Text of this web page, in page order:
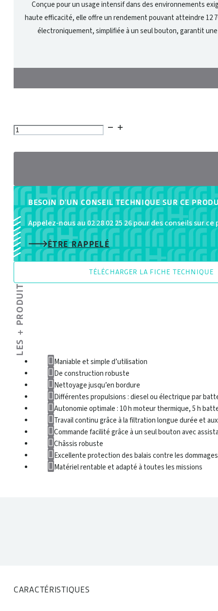
Conçue pour un usage intensif dans des environnements
haute efficacité, elle offre un rendement pouvant atteindre 12
électroniquement, simplifiée à un seul bouton, garantit
quantité
Balayeuse
P/B/D
1500RH
BESOIN D'UN CONSEIL TECHNIQUE SUR CE
Appelez-nous au 02 28 02 25 26 pour des conseils sur
ÊTRE RAPPELÉ
TÉLÉCHARGER LA FICHE TECHNIQUE
LES + PRODUIT
Maniable et simple d’utilisation
De construction robuste
Nettoyage jusqu’en bordure
Différentes propulsions : diesel ou électrique par
Autonomie optimale : 10 h moteur thermique, 5 h
Travail continu grâce à la filtration longue durée et
Commande facilité grâce à un seul bouton avec
Châssis robuste
Excellente protection des balais contre les dommages
Matériel rentable et adapté à toutes les missions
CARACTÉRISTIQUES